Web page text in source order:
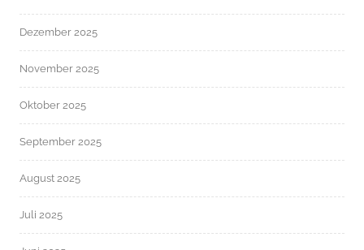
Dezember 2025
November 2025
Oktober 2025
September 2025
August 2025
Juli 2025